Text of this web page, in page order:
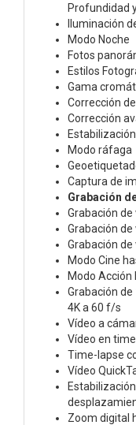
Profundidad
Iluminación
Modo Noche
Fotos
Estilos
Gama
Corrección
Corrección
Modo ráfaga
Captura de
Grabación
Grabación de
Grabación de
Grabación
Modo Cine
Modo Acción
Grabación de
4K a 60 f/s
Vídeo a
Vídeo en
Time-lapse
Vídeo
Zoom digital